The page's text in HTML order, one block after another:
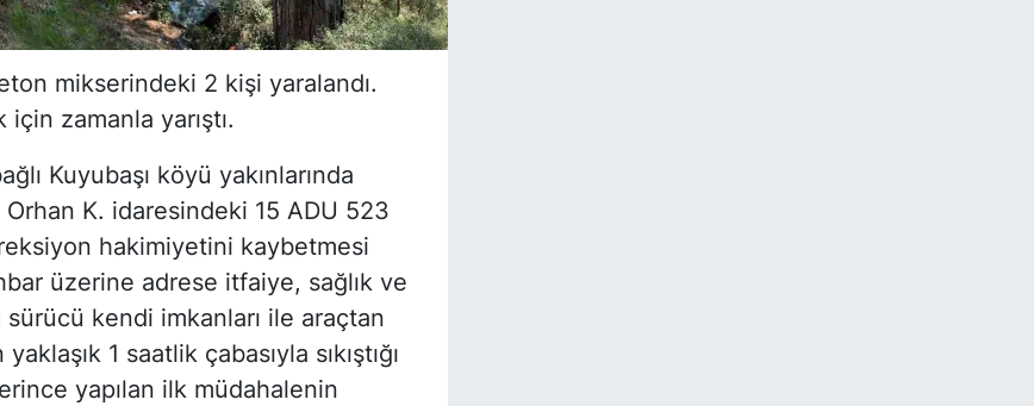
mikserindeki 2 kişi yaralandı.
için zamanla yarıştı.
Kuyubaşı köyü yakınlarında
K. idaresindeki 15 ADU 523
hakimiyetini kaybetmesi
üzerine adrese itfaiye, sağlık ve
kendi imkanları ile araçtan
1 saatlik çabasıyla sıkıştığı
yapılan ilk müdahalenin